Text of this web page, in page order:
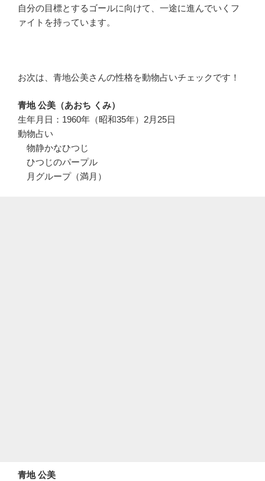
自分の目標とするゴールに向けて、一途に進んでいくフ
ァイトを持っています。
お次は、青地公美さんの性格を動物占いチェックです！
青地 公美（あおち くみ）
生年月日：1960年（昭和35年）2月25日
動物占い
物静かなひつじ
ひつじのパープル
月グループ（満月）
青地 公美